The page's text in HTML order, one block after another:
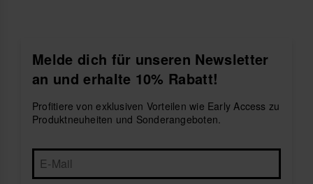
Pool, praktische
Schlüsselanhänger, stylische
Taschenfür alle deine Sommer-Essentials und coole
Luftmatratzenfür entspannte Tage in der Sonne.
Inspiriert vom brasilianischen Lebensgefühl
verbinden die Accessoires von havaianas Komfort,
Funktionalität und lässigen Stil. Denn havaianas ist
Außerdem passen die Damen-Accessoires von
havaianas perfekt zu weiteren Must-haves der
Melde dich für unseren Newsletter
an und erhalte 10% Rabatt!
Profitiere von exklusiven Vorteilen wie Early Access zu
Produktneuheiten und Sonderangeboten.